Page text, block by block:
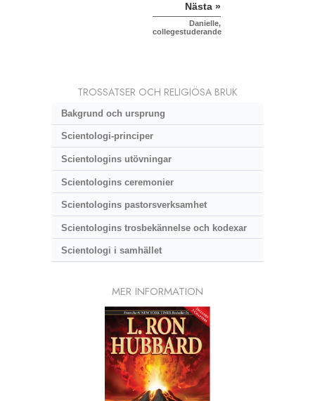
Nästa »
Danielle,
collegestuderande
TROSSATSER OCH RELIGIÖSA BRUK
Bakgrund och ursprung
Scientologi-principer
Scientologins utövningar
Scientologins ceremonier
Scientologins pastorsverksamhet
Scientologins trosbekännelse och kodexar
Scientologi i samhället
MER INFORMATION